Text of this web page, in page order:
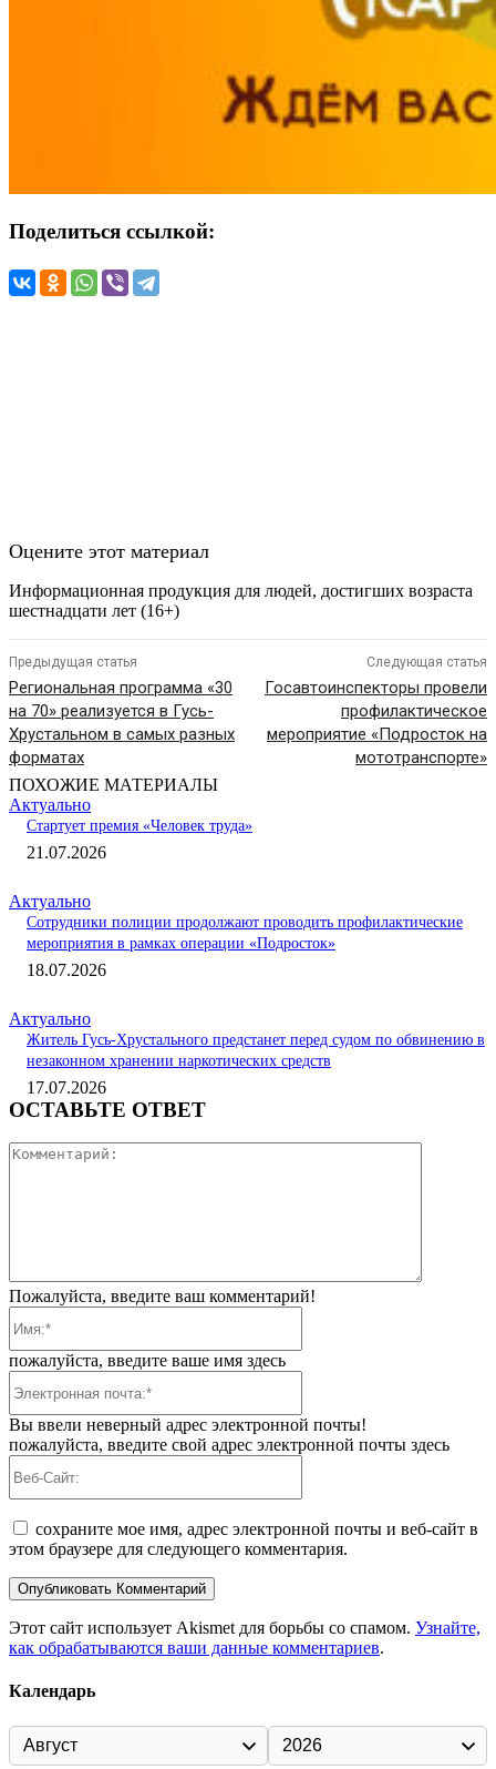
Поделиться ссылкой:
Оцените этот материал
Информационная продукция для людей, достигших возраста
шестнадцати лет (16+)
Предыдущая статья
Региональная программа «30
на 70» реализуется в Гусь-
Хрустальном в самых разных
форматах
Следующая статья
Госавтоинспекторы провели
профилактическое
мероприятие «Подросток на
мототранспорте»
ПОХОЖИЕ МАТЕРИАЛЫ
Актуально
Стартует премия «Человек труда»
21.07.2026
Актуально
Сотрудники полиции продолжают проводить профилактические
мероприятия в рамках операции «Подросток»
18.07.2026
Актуально
Житель Гусь-Хрустального предстанет перед судом по обвинению в
незаконном хранении наркотических средств
17.07.2026
ОСТАВЬТЕ ОТВЕТ
Пожалуйста, введите ваш комментарий!
пожалуйста, введите ваше имя здесь
Вы ввели неверный адрес электронной почты!
пожалуйста, введите свой адрес электронной почты здесь
сохраните мое имя, адрес электронной почты и веб-сайт в
этом браузере для следующего комментария.
Этот сайт использует Akismet для борьбы со спамом. Узнайте,
как обрабатываются ваши данные комментариев.
Календарь